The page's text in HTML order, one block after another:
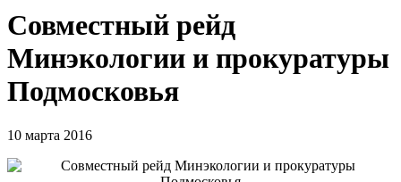
Совместный рейд
Минэкологии и прокуратуры
Подмосковья
10 марта 2016